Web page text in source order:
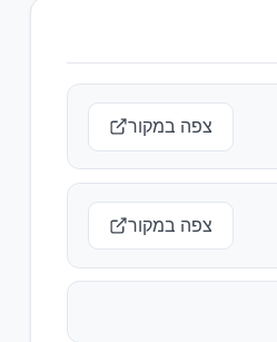
צפה במקור
צפה במקור